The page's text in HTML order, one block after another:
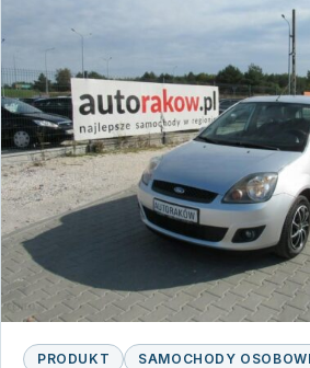
PRODUKT SAMOCHODY